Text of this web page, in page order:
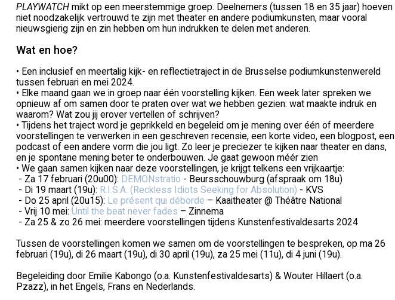
PLAYWATCH mikt op een meerstemmige groep. Deelnemers (tussen 18 en 35 jaar) hoeven
niet noodzakelijk vertrouwd te zijn met theater en andere podiumkunsten, maar vooral
nieuwsgierig zijn en zin hebben om hun indrukken te delen met anderen.
Wat en hoe?
• Een inclusief en meertalig kijk- en reflectietraject in de Brusselse podiumkunstenwereld
tussen februari en mei 2024.
• Elke maand gaan we in groep naar één voorstelling kijken. Een week later spreken we
opnieuw af om samen door te praten over wat we hebben gezien: wat maakte indruk en
waarom? Wat zou jij erover vertellen of schrijven?
• Tijdens het traject word je geprikkeld en begeleid om je mening over één of meerdere
voorstellingen te verwerken in een geschreven recensie, een korte video, een blogpost, een
podcast of een andere vorm die jou ligt. Zo leer je preciezer te kijken naar theater en dans,
en je spontane mening beter te onderbouwen. Je gaat gewoon méér zien
• We gaan samen kijken naar deze voorstellingen, je krijgt telkens een vrijkaartje:
- Za 17 februari (20u00): DEMONstratio - Beursschouwburg (afspraak om 18u)
- Di 19 maart (19u): R.I.S.A. (Reckless Idiots Seeking for Absolution) - KVS
- Do 25 april (20u15): Le présent qui déborde – Kaaitheater @ Théâtre National
- Vrij 10 mei: Until the beat never fades – Zinnema
- Za 25 & zo 26 mei: meerdere voorstellingen tijdens Kunstenfestivaldesarts 2024
Tussen de voorstellingen komen we samen om de voorstellingen te bespreken, op ma 26
februari (19u), di 26 maart (19u), di 30 april (19u), za 25 mei (11u), di 4 juni (19u).
Begeleiding door Emilie Kabongo (o.a. Kunstenfestivaldesarts) & Wouter Hillaert (o.a.
Pzazz), in het Engels, Frans en Nederlands.